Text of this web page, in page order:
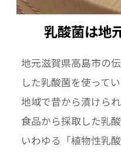
乳酸菌は地
地元滋賀県高島市の
した乳酸菌を使ってい
地域で昔から漬けら
食品から採取した乳酸
いわゆる「植物性乳酸